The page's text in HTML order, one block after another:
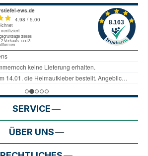
SERVICE
ÜBER UNS